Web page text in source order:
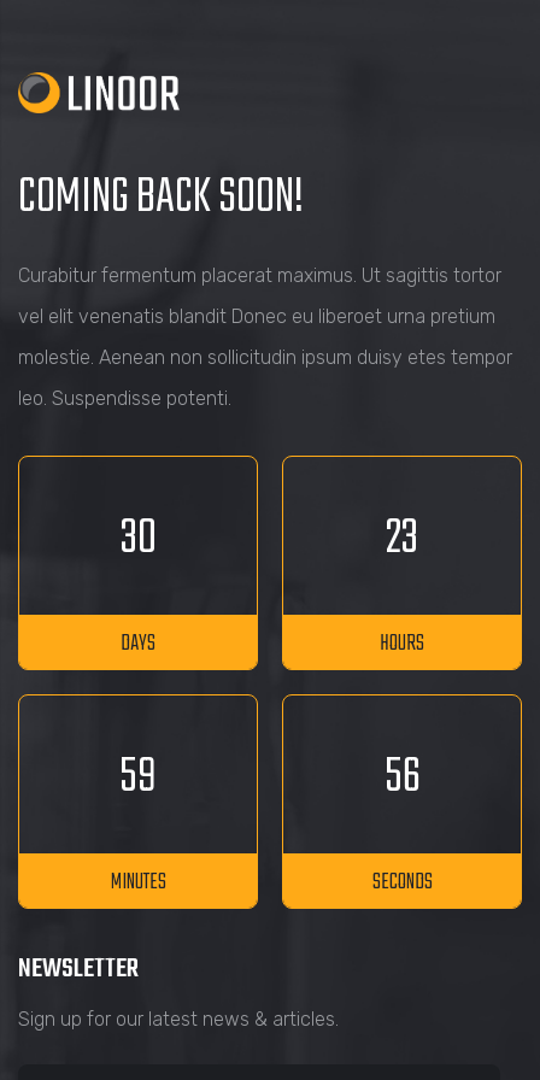
COMING BACK SOON!
Curabitur fermentum placerat maximus. Ut sagittis tortor
vel elit venenatis blandit Donec eu liberoet urna pretium
molestie. Aenean non sollicitudin ipsum duisy etes tempor
leo. Suspendisse potenti.
30
DAYS
23
HOURS
59
MINUTES
56
SECONDS
NEWSLETTER
Sign up for our latest news & articles.